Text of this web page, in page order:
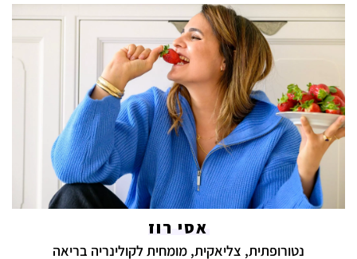
אסי רוז
נטורופתית, צליאקית, מומחית לקולינריה בריאה